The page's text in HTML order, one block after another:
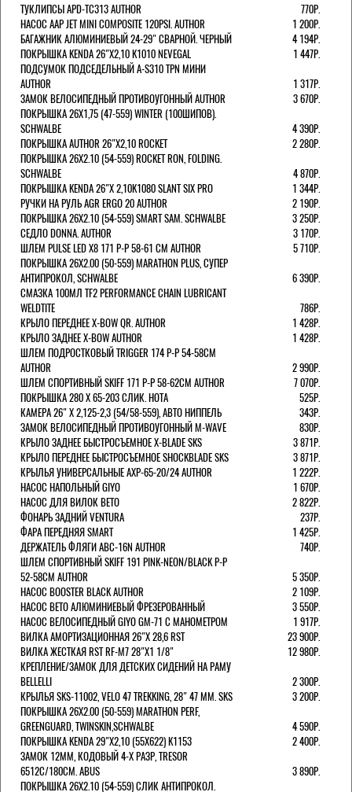
ТУКЛИПСЫ APD-TC313 AUTHOR
770Р.
НАСОС AAP JET MINI COMPOSITE 120PSI. AUTHOR
1 200Р.
БАГАЖНИК АЛЮМИНИЕВЫЙ 24-29" СВАРНОЙ. ЧЕРНЫЙ
4 194Р.
ПОКРЫШКА KENDA 26"Х2,10 K1010 NEVEGAL
1 447Р.
ПОДСУМОК ПОДСЕДЕЛЬНЫЙ A-S310 TPN МИНИ
AUTHOR
1 317Р.
ЗАМОК ВЕЛОСИПЕДНЫЙ ПРОТИВОУГОННЫЙ AUTHOR
3 670Р.
ПОКРЫШКА 26X1,75 (47-559) WINTER (100ШИПОВ).
SCHWALBE
4 390Р.
ПОКРЫШКА AUTHOR 26"Х2,10 ROCKET
2 280Р.
ПОКРЫШКА 26X2.10 (54-559) ROCKET RON, FOLDING.
SCHWALBE
4 870Р.
ПОКРЫШКА KENDA 26"Х 2,10K1080 SLANT SIX PRO
1 344Р.
РУЧКИ НА РУЛЬ AGR ERGO 20 AUTHOR
2 190Р.
ПОКРЫШКА 26X2.10 (54-559) SMART SAM. SCHWALBE
3 250Р.
СЕДЛО DONNA. AUTHOR
3 170Р.
ШЛЕМ PULSE LED X8 171 Р-Р 58-61 СМ AUTHOR
5 710Р.
ПОКРЫШКА 26X2.00 (50-559) MARATHON PLUS, СУПЕР
АНТИПРОКОЛ, SCHWALBE
6 390Р.
СМАЗКА 100МЛ TF2 PERFORMANCE CHAIN LUBRICANT
WELDTITE
786Р.
КРЫЛО ПЕРЕДНЕЕ X-BOW QR. AUTHOR
1 428Р.
КРЫЛО ЗАДНЕЕ X-BOW AUTHOR
1 428Р.
ШЛЕМ ПОДРОСТКОВЫЙ TRIGGER 174 Р-Р 54-58СМ
AUTHOR
2 990Р.
ШЛЕМ СПОРТИВНЫЙ SKIFF 171 Р-Р 58-62СМ AUTHOR
7 070Р.
ПОКРЫШКА 280 X 65-203 СЛИК. HOTA
525Р.
КАМЕРА 26" X 2,125-2,3 (54/58-559), АВТО НИППЕЛЬ
343Р.
ЗАМОК ВЕЛОСИПЕДНЫЙ ПРОТИВОУГОННЫЙ M-WAVE
830Р.
КРЫЛО ЗАДНЕЕ БЫСТРОСЪЕМНОЕ X-BLADE SKS
3 871Р.
КРЫЛО ПЕРЕДНЕЕ БЫСТРОСЪЕМНОЕ SHOCKBLADE SKS
3 871Р.
КРЫЛЬЯ УНИВЕРСАЛЬНЫЕ AXP-65-20/24 AUTHOR
1 222Р.
НАСОС НАПОЛЬНЫЙ GIYO
1 670Р.
НАСОС ДЛЯ ВИЛОК ВЕТО
2 822Р.
ФОНАРЬ ЗАДНИЙ VENTURA
237Р.
ФАРА ПЕРЕДНЯЯ SMART
1 425Р.
ДЕРЖАТЕЛЬ ФЛЯГИ ABC-16N AUTHOR
740Р.
ШЛЕМ СПОРТИВНЫЙ SKIFF 191 PINK-NEON/BLACK Р-Р
52-58СМ AUTHOR
5 350Р.
НАСОС BOOSTER BLACK AUTHOR
2 109Р.
НАСОС BETO АЛЮМИНИЕВЫЙ ФРЕЗЕРОВАННЫЙ
3 550Р.
НАСОС ВЕЛОСИПЕДНЫЙ GIYO GM-71 С МАНОМЕТРОМ
1 917Р.
ВИЛКА АМОРТИЗАЦИОННАЯ 26"Х 28,6 RST
23 900Р.
ВИЛКА ЖЕСТКАЯ RST RF-M7 28"Х1 1/8"
12 980Р.
КРЕПЛЕНИЕ/ЗАМОК ДЛЯ ДЕТСКИХ СИДЕНИЙ НА РАМУ
BELLELLI
2 300Р.
КРЫЛЬЯ SKS-11002, VELO 47 TREKKING, 28" 47 ММ. SKS
3 200Р.
ПОКРЫШКА 26X2.00 (50-559) MARATHON PERF,
GREENGUARD, TWINSKIN,SCHWALBE
4 590Р.
ПОКРЫШКА KENDA 29"Х2,10 (55X622) K1153
2 400Р.
ЗАМОК 12ММ, КОДОВЫЙ 4-Х РАЗР, TRESOR
6512C/180СМ. ABUS
3 890Р.
ПОКРЫШКА 26X2.10 (54-559) СЛИК АНТИПРОКОЛ.